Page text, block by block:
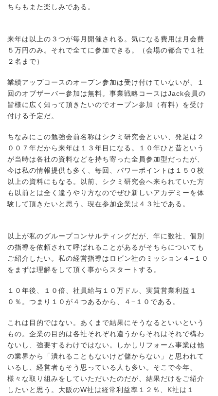
ちらもまた楽しみである。
来年は以上の３つが毎月開催される。気になる費用は月会費
５万円のみ。それで全てに参加できる。（会場の都合で１社
２名まで）
業績アップコースのオープン参加は受け付けていないが、１
回のオブザーバー参加は無料。事業戦略コースはJack会員の
皆様に広く知って頂きたいのでオープン参加（有料）を受け
付ける予定だ。
ちなみにこの勉強会前名称はシクミ研究会といい、発足は２
００７年だから来年は１３年目になる。１０年ひと昔という
が当時は各社の資料などを持ち寄った全員参加型だったが、
今は私の情報提供も多く、毎回、パワーポイントは１５０枚
以上の資料にもなる。以前、シクミ研究会へ来られていた方
も以前とは全く違うやり方なのでぜひ新しいアカデミーを体
験して頂きたいと思う。現在参加企業は４３社である。
以上が私のグループコンサルティングだが、年に数社、個別
の指導を依頼されて呼ばれることがあるがそちらについても
ご紹介したい。私の経営指導はロビン社のミッション４−１０
をまずは理解をして頂く事からスタートする。
１０年後、１０倍、社員給与１０万ドル、実質営業利益１
０％。つまり１０が４つあるから、４−１０である。
これは目的ではない。あくまで結果にそうなるといいという
もの。企業の目的は各社それぞれ違うからそれはそれで構わ
ないし、強要するわけではない。しかしリフォーム事業は他
の業界から「潰れることもないけど儲からない」と思われて
いるし、経営者もそう思っている人も多い。そこで今年、
様々な取り組みをしていただいたのだが、結果だけをご紹介
したいと思う。大阪のW社は経常利益率１２％、 K社は１